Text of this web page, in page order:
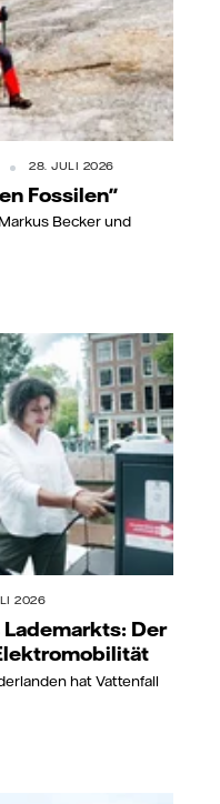
28. JULI 2026
Fossilen"
Becker und
2026
Der
hat Vattenfall